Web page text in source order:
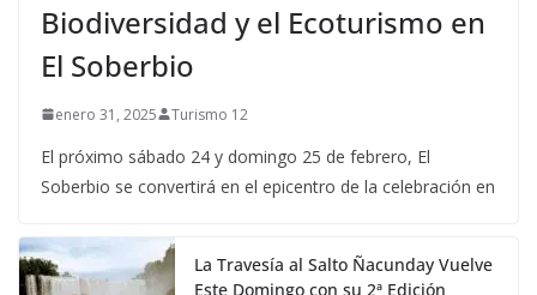
Biodiversidad y el Ecoturismo en
El Soberbio
enero 31, 2025 Turismo 12
El próximo sábado 24 y domingo 25 de febrero, El
Soberbio se convertirá en el epicentro de la celebración en
La Travesía al Salto Ñacunday Vuelve
Este Domingo con su 2ª Edición